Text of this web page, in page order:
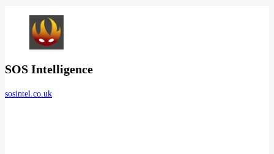
SOS Intelligence
sosintel.co.uk